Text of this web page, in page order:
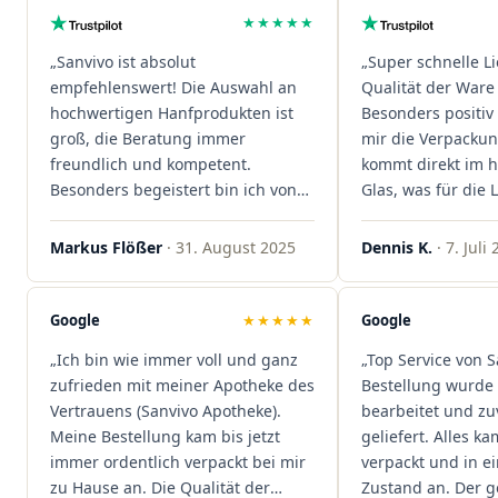
★★★★★
„Sanvivo ist absolut
empfehlenswert! Die Auswahl an
hochwertigen Hanfprodukten ist
groß, die Beratung immer
freundlich und kompetent.
Besonders begeistert bin ich von
der schnellen Rezeptannahme –
alles läuft unkompliziert und
sind extrem zügig, was mir jedes
Mal viel Zeit spart. Man merkt,
Kundenzufriedenheit an erster
Stelle stehen. Vielen Dank an das
Team von Sanvivo – ich bin
rundum begeistert!"
Markus Flößer · 31. August 2025
„Super schnelle
Qualität der
Besonders
mir die
kommt direkt im
Glas, was für die
ist. Ich bestelle
wieder!"
Dennis K. · 7. Juli
Google ★★★★★
„Ich bin wie immer voll und ganz
zufrieden mit meiner Apotheke des
Vertrauens (Sanvivo Apotheke).
Meine Bestellung kam bis jetzt
immer ordentlich verpackt bei mir
zu Hause an. Die Qualität der
Google
„Top Service von
Bestellung wurde
bearbeitet und
geliefert. Alles
verpackt und in
Zustand an. Der